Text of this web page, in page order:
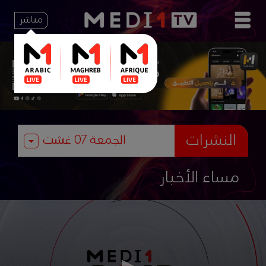
مباشر
النشرات
مساء الأخبار